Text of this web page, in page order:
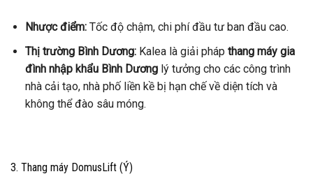
Nhược điểm:Tốc độ chậm, chi phí đầu tư ban đầu cao.
Thị trường Bình Dương:Kalea là giải pháp thang máy gia
đình nhập khẩu Bình Dươnglý tưởng cho các công trình
nhà cải tạo, nhà phố liền kề bị hạn chế về diện tích và
không thể đào sâu móng.
3. Thang máy DomusLift (Ý)